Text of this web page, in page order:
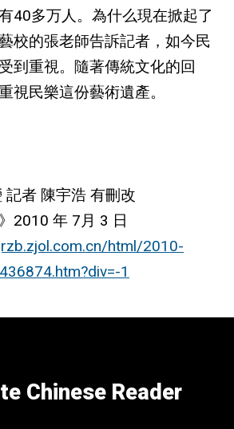
40多万人。為什么現在掀起了
校的張老師告訴記者，如今民
到重視。隨著傳統文化的回
視民樂這份藝術遺產。
記者 陳宇浩 有刪改
2010 年 7月 3 日
html/2010-
1
Chinese Reader